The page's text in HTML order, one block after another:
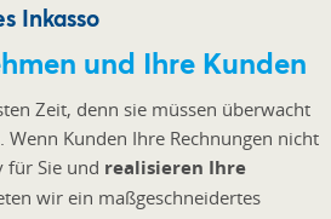
Inkasso
und Ihre Kunden
Zeit, denn sie müssen überwacht
Kunden Ihre Rechnungen nicht
für Sie und realisieren Ihre
wir ein maßgeschneidertes